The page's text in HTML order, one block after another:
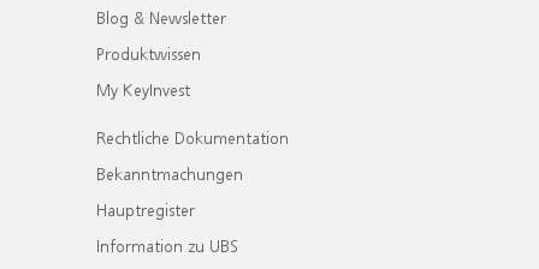
Blog & Newsletter
Produktwissen
My KeyInvest
Rechtliche Dokumentation
Bekanntmachungen
Hauptregister
Information zu UBS